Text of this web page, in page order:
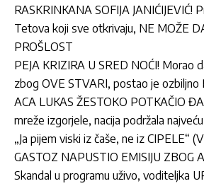
RASKRINKANA SOFIJA JANIĆIJEVIĆ!
Tetova koji sve otkrivaju, NE MOŽE
PROŠLOST
PEJA KRIZIRA U SRED NOĆI! Morao
zbog OVE STVARI, postao je ozbiljno
ACA LUKAS ŽESTOKO POTKAČIO
mreže izgorjele, nacija podržala
„Ja pijem viski iz čaše, ne iz CIPELE“
GASTOZ NAPUSTIO EMISIJU ZBOG
Skandal u programu uživo, voditeljka